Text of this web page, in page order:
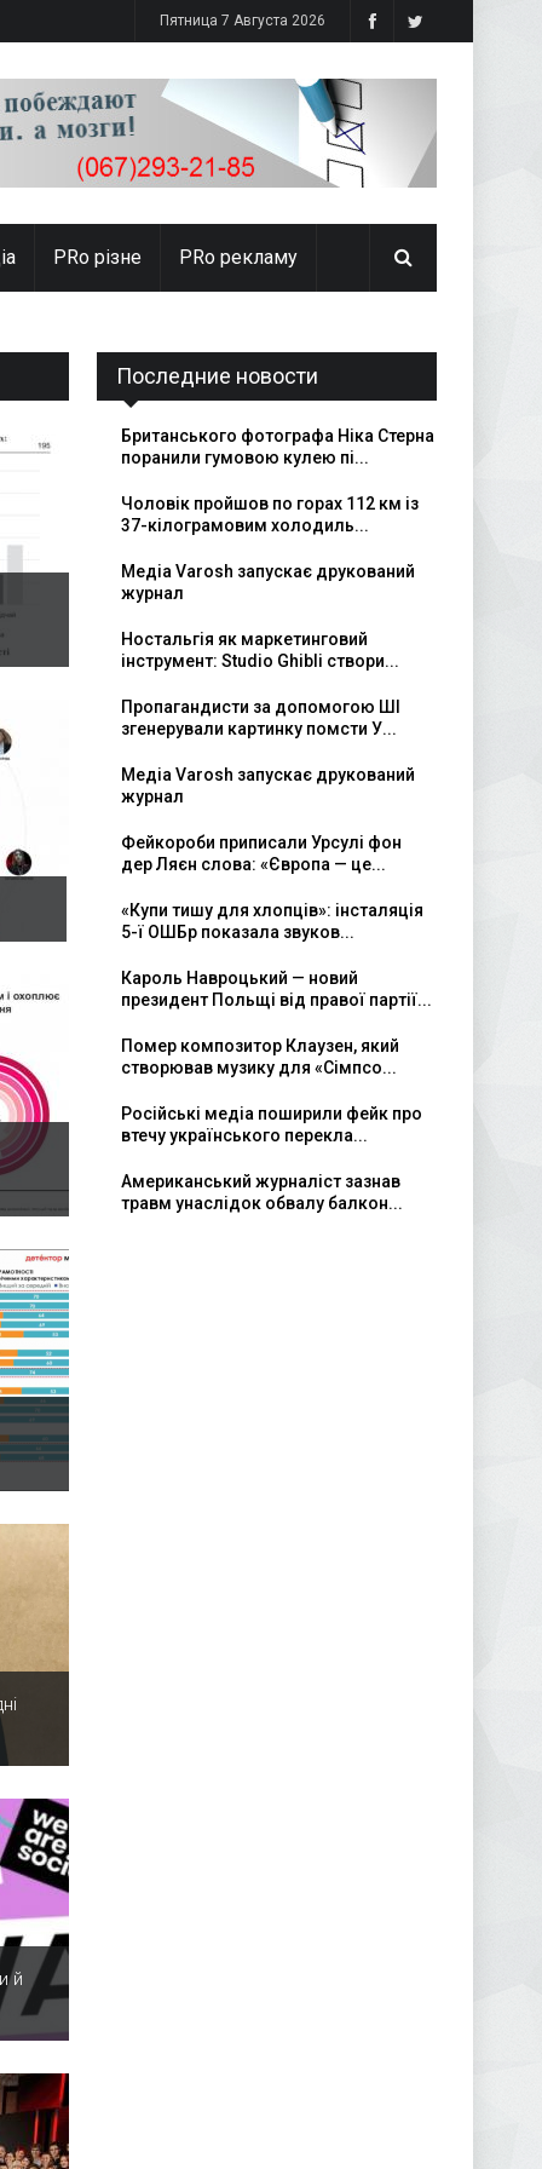
Пятница 7 Августа 2026
PRо різне PRo рекламу
й
Последние новости
Британського фотографа Ніка Стерна
поранили гумовою кулею пі...
Чоловік пройшов по горах 112 км із
37-кілограмовим холодиль...
Медіа Varosh запускає друкований
журнал
Ностальгія як маркетинговий
інструмент: Studio Ghibli створи...
Пропагандисти за допомогою ШІ
згенерували картинку помсти У...
Медіа Varosh запускає друкований
журнал
Фейкороби приписали Урсулі фон
дер Ляєн слова: «Європа — це...
«Купи тишу для хлопців»: інсталяція
5-ї ОШБр показала звуков...
Кароль Навроцький — новий
президент Польщі від правої партії...
Помер композитор Клаузен, який
створював музику для «Сімпсо...
Російські медіа поширили фейк про
втечу українського перекла...
Американський журналіст зазнав
травм унаслідок обвалу балкон...